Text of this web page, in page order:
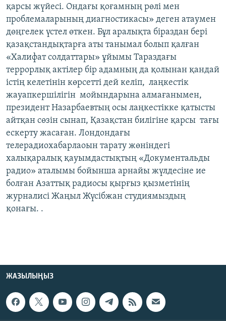
қарсы жүйесі. Ондағы қоғамның рөлі мен
проблемаларының диагностикасы» деген атаумен
дөңгелек үстел өткен. Бұл аралықта біраздан бері
қазақстандықтарға аты танымал болып қалған
«Халифат солдаттары» ұйымы Тараздағы
террорлық актілер бір адамның да қолынан қандай
істің келетінін көрсетті дей келіп, лаңкестік
жауапкершілігін мойындарына алмағанымен,
президент Назарбаевтың осы лаңкестікке қатысты
айтқан сөзін сынап, Қазақстан билігіне қарсы тағы
ескерту жасаған. Лондондағы
телерадиохабарлаоын тарату жөніндегі
халықаралық қауымдастықтың «Документальды
радио» аталымы бойынша арнайы жүлдесіне ие
болған Азаттық радиосы қырғыз қызметінің
журналисі Жаңыл Жүсібжан студиямыздың
қонағы. .
ЖАЗЫЛЫҢЫЗ